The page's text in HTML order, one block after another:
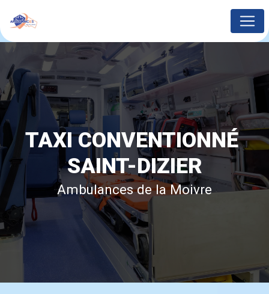
TAXI CONVENTIONNÉ
SAINT-DIZIER
Ambulances de la Moivre